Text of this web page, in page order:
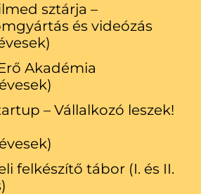
sztárja –
és videózás
Akadémia
– Vállalkozó leszek!
felkészítő tábor (I. és II.